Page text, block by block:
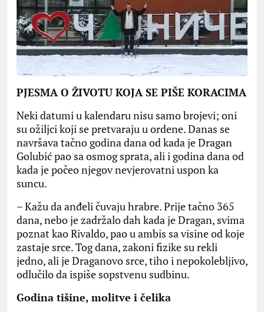
PJESMA O ŽIVOTU KOJA SE PIŠE KORACIMA
​Neki datumi u kalendaru nisu samo brojevi; oni
su ožiljci koji se pretvaraju u ordene. Danas se
navršava tačno godina dana od kada je Dragan
Golubić pao sa osmog sprata, ali i godina dana od
kada je počeo njegov nevjerovatni uspon ka
suncu.
​– Kažu da anđeli čuvaju hrabre. Prije tačno 365
dana, nebo je zadržalo dah kada je Dragan, svima
poznat kao Rivaldo, pao u ambis sa visine od koje
zastaje srce. Tog dana, zakoni fizike su rekli
jedno, ali je Draganovo srce, tiho i nepokolebljivo,
odlučilo da ispiše sopstvenu sudbinu.
​Godina tišine, molitve i čelika